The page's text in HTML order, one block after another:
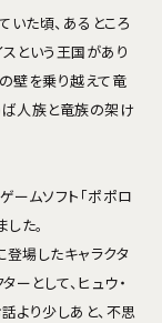
た頃、あるところ
という王国があり
壁を乗り越えて竜
ば人族と竜族の架け
ームソフト「ポポロ
た。
場したキャラクタ
ーとして、ヒュウ・
より少しあと、不思